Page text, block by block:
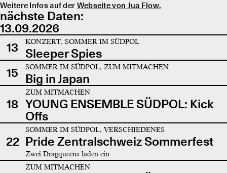
Weitere Infos auf der Webseite von Jua Flow.
nächste Daten:
13.09.2026
13
KONZERT, SOMMER IM SÜDPOL
Sleeper Spies
15
SOMMER IM SÜDPOL, ZUM MITMACHEN
Big in Japan
18
ZUM MITMACHEN
YOUNG ENSEMBLE SÜDPOL: Kick
Offs
22
SOMMER IM SÜDPOL, VERSCHIEDENES
Pride Zentralschweiz Sommerfest
Zwei Dragqueens laden ein
ZUM MITMACHEN